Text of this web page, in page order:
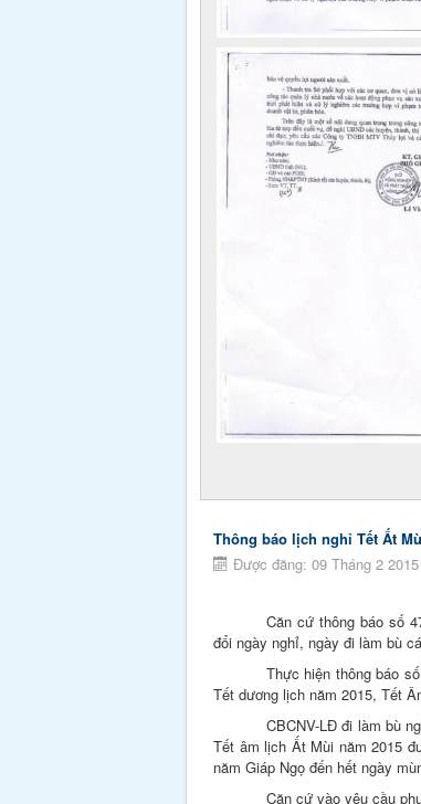
Thông báo lịch nghỉ Tết Ất
Được đăng: 09 Tháng 2 2015
Căn cứ thông báo số
đổi ngày nghỉ, ngày đi làm bù
Thực hiện thông báo
Tết dương lịch năm 2015, Tết Â
CBCNV-LĐ đi làm bù
Tết âm lịch Ất Mùi năm 2015
năm Giáp Ngọ đến hết ngày
Căn cứ vào yêu cầu